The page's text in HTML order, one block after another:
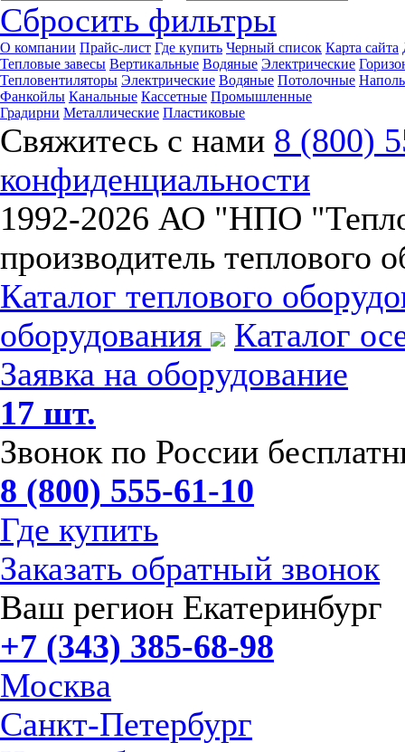
Сбросить фильтры
О компании Прайс-лист Где купить Черный список Карта сайта
Тепловые завесы Вертикальные Водяные Электрические
Тепловентиляторы Электрические Водяные Потолочные
Фанкойлы Канальные Кассетные Промышленные
Градирни Металлические Пластиковые
Свяжитесь с нами 8 (800)
конфиденциальности
1992-2026 АО "НПО
производитель теплового
Каталог теплового
оборудования
Каталог
Заявка на оборудование
17 шт.
Звонок по России
8 (800) 555-61-10
Где купить
Заказать обратный звонок
Ваш регион Екатеринбург
+7 (343) 385-68-98
Москва
Санкт-Петербург